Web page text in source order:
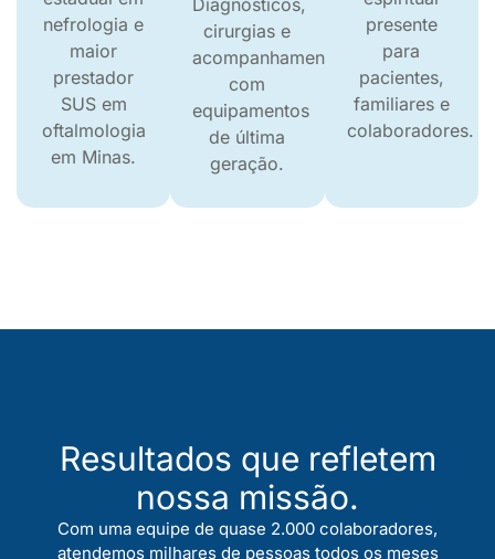
nefrologia e
maior
prestador
SUS em
oftalmologia
em Minas.
cirurgias e
acompanhamento
com
equipamentos
de última
geração.
presente
para
pacientes,
familiares e
colaboradores.
Resultados que refletem
nossa missão.
Com uma equipe de quase 2.000 colaboradores,
atendemos milhares de pessoas todos os meses